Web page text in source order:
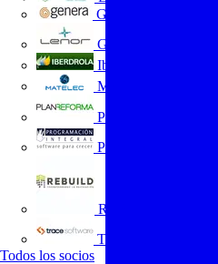
GENERA
Grupo Lenor
Iberdrola
MATELEC
Plan Reforma
Programación Integral
REBUILD
Trace Software
Todos los socios